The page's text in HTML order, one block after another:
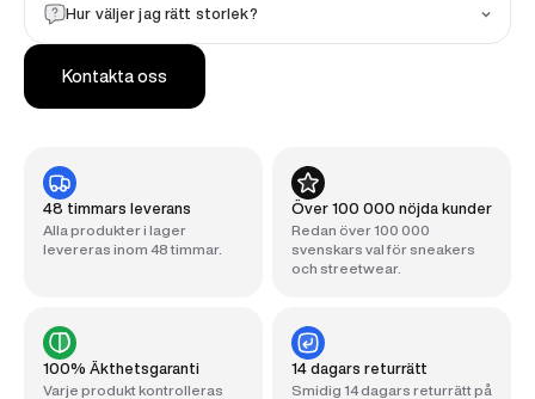
48 timmars leverans
Alla produkter i lager
levereras inom 48 timmar.
Över 100 000 nöjda kunder
Redan över 100 000
svenskars val för sneakers
och streetwear.
100% Äkthetsgaranti
Varje produkt kontrolleras
14 dagars returrätt
Smidig 14 dagars returrätt på
Hur väljer jag rätt storlek?
Kontakta oss